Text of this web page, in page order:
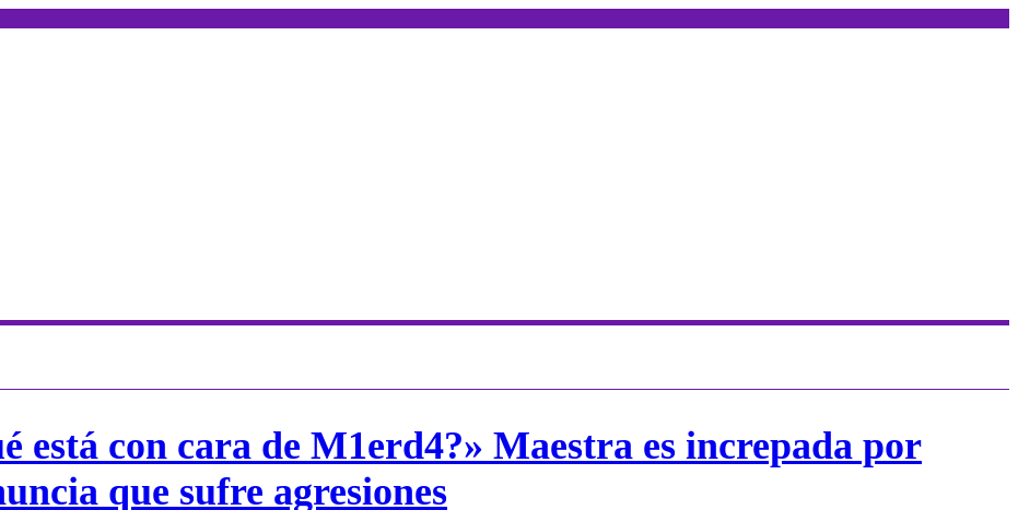
está con cara de M1erd4?» Maestra es increpada por
que sufre agresiones